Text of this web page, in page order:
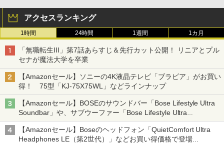
アクセスランキング
1時間 24時間 1週間 1カ月
「無職転生III」第7話あらすじ＆先行カット公開！ リニアとプル
セナが魔法大学を卒業
【Amazonセール】ソニーの4K液晶テレビ「ブラビア」がお買い
得！ 75型「KJ-75X75WL」などラインナップ
【Amazonセール】BOSEのサウンドバー「Bose Lifestyle Ultra
Soundbar」や、サブウーファー「Bose Lifestyle Ultra
Subwoofer」などお買い得！
【Amazonセール】Boseのヘッドフォン「QuietComfort Ultra
Headphones LE（第2世代）」などお買い得価格で登場